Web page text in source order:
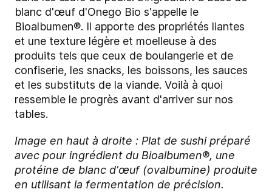
blanc d'œuf d'Onego Bio s'appelle le
Bioalbumen®. Il apporte des propriétés liantes
et une texture légère et moelleuse à des
produits tels que ceux de boulangerie et de
confiserie, les snacks, les boissons, les sauces
et les substituts de la viande. Voilà à quoi
ressemble le progrès avant d'arriver sur nos
tables.
Image en haut à droite : Plat de sushi préparé
avec pour ingrédient du Bioalbumen®, une
protéine de blanc d'œuf (ovalbumine) produite
en utilisant la fermentation de précision.